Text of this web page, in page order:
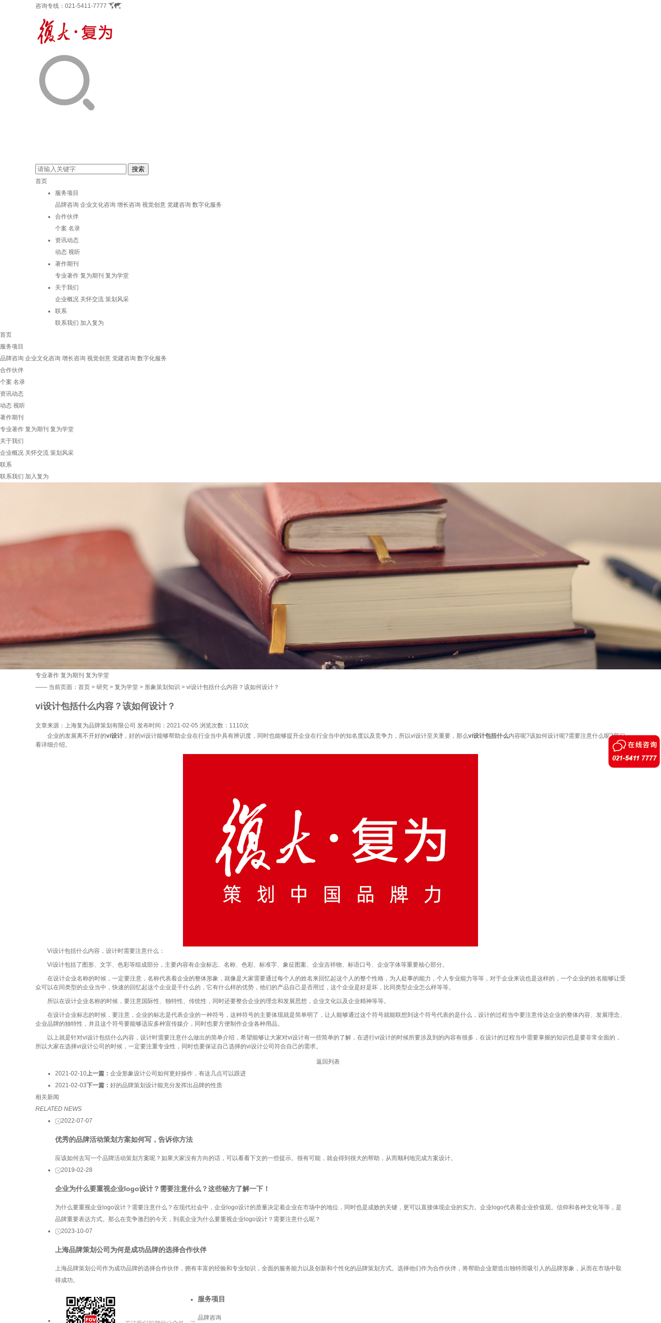
咨询专线： 021-5411-7777
首页
服务项目
品牌咨询 企业文化咨询 增长咨询 视觉创意 党建咨询 数字化服务
合作伙伴
个案 名录
资讯动态
动态 视听
著作期刊
专业著作 复为期刊 复为学堂
关于我们
企业概况 关怀交流 策划风采
联系
联系我们 加入复为
首页
服务项目
品牌咨询 企业文化咨询 增长咨询 视觉创意 党建咨询 数字化服务
合作伙伴
个案 名录
资讯动态
动态 视听
著作期刊
专业著作 复为期刊 复为学堂
关于我们
企业概况 关怀交流 策划风采
联系
联系我们 加入复为
专业著作 复为期刊 复为学堂
—— 当前页面： 首页 > 研究 > 复为学堂 > 形象策划知识 > vi设计包括什么内容？该如何设计？
vi设计包括什么内容？该如何设计？
文章来源：上海复为品牌策划有限公司 发布时间：2021-02-05 浏览次数： 1110次
企业的发展离不开好的vi设计 ，好的vi设计能够帮助企业在行业当中具有辨识度，同时也能够提升企业在行业当中的知名度以及竞争力，所以vi设计至关重要，那么vi设计包括什么内容呢?该如何设计呢?需要注意什么呢?我们
看详细介绍。
Vi设计包括什么内容，设计时需要注意什么：
Vi设计包括了图形、文字、色彩等组成部分，主要内容有企业标志、名称、色彩、标准字、象征图案、企业吉祥物、标语口号、企业字体等重要核心部分。
在设计企业名称的时候，一定要注意，名称代表着企业的整体形象，就像是大家需要通过每个人的姓名来回忆起这个人的整个性格，为人处事的能力，个人专业能力等等，对于企业来说也是这样的，一个企业的姓名能够让受
众可以在同类型的企业当中，快速的回忆起这个企业是干什么的，它有什么样的优势，他们的产品自己是否用过，这个企业是好是坏，比同类型企业怎么样等等。
所以在设计企业名称的时候，要注意国际性、独特性、传统性，同时还要整合企业的理念和发展思想，企业文化以及企业精神等等。
在设计企业标志的时候，要注意，企业的标志是代表企业的一种符号，这种符号的主要体现就是简单明了，让人能够通过这个符号就能联想到这个符号代表的是什么，设计的过程当中要注意传达企业的整体内容、发展理念、
企业品牌的独特性，并且这个符号要能够适应多种宣传媒介，同时也要方便制作企业各种用品。
以上就是针对vi设计包括什么内容，设计时需要注意什么做出的简单介绍，希望能够让大家对vi设计有一些简单的了解，在进行vi设计的时候所要涉及到的内容有很多，在设计的过程当中需要掌握的知识也是要非常全面的，
所以大家在选择vi设计公司的时候，一定要注重专业性，同时也要保证自己选择的vi设计公司符合自己的需求。
返回列表
2021-02-10上一篇： 企业形象设计公司如何更好操作，有这几点可以跟进
2021-02-03下一篇： 好的品牌策划设计能充分发挥出品牌的性质
相关新闻
RELATED NEWS
2022-07-07
优秀的品牌活动策划方案如何写，告诉你方法
应该如何去写一个品牌活动策划方案呢？如果大家没有方向的话，可以看看下文的一些提示。很有可能，就会得到很大的帮助，从而顺利地完成方案设计。
2019-02-28
企业为什么要重视企业logo设计？需要注意什么？这些秘方了解一下！
为什么要重视企业logo设计？需要注意什么？在现代社会中，企业logo设计的质量决定着企业在市场中的地位，同时也是成败的关键，更可以直接体现企业的实力。企业logo代表着企业价值观。信仰和各种文化等等，是
品牌重要表达方式。那么在竞争激烈的今天，到底企业为什么要重视企业logo设计？需要注意什么呢？
2023-10-07
上海品牌策划公司为何是成功品牌的选择合作伙伴
上海品牌策划公司作为成功品牌的选择合作伙伴，拥有丰富的经验和专业知识，全面的服务能力以及创新和个性化的品牌策划方式。选择他们作为合作伙伴，将帮助企业塑造出独特而吸引人的品牌形象，从而在市场中取
得成功。
服务项目
品牌咨询